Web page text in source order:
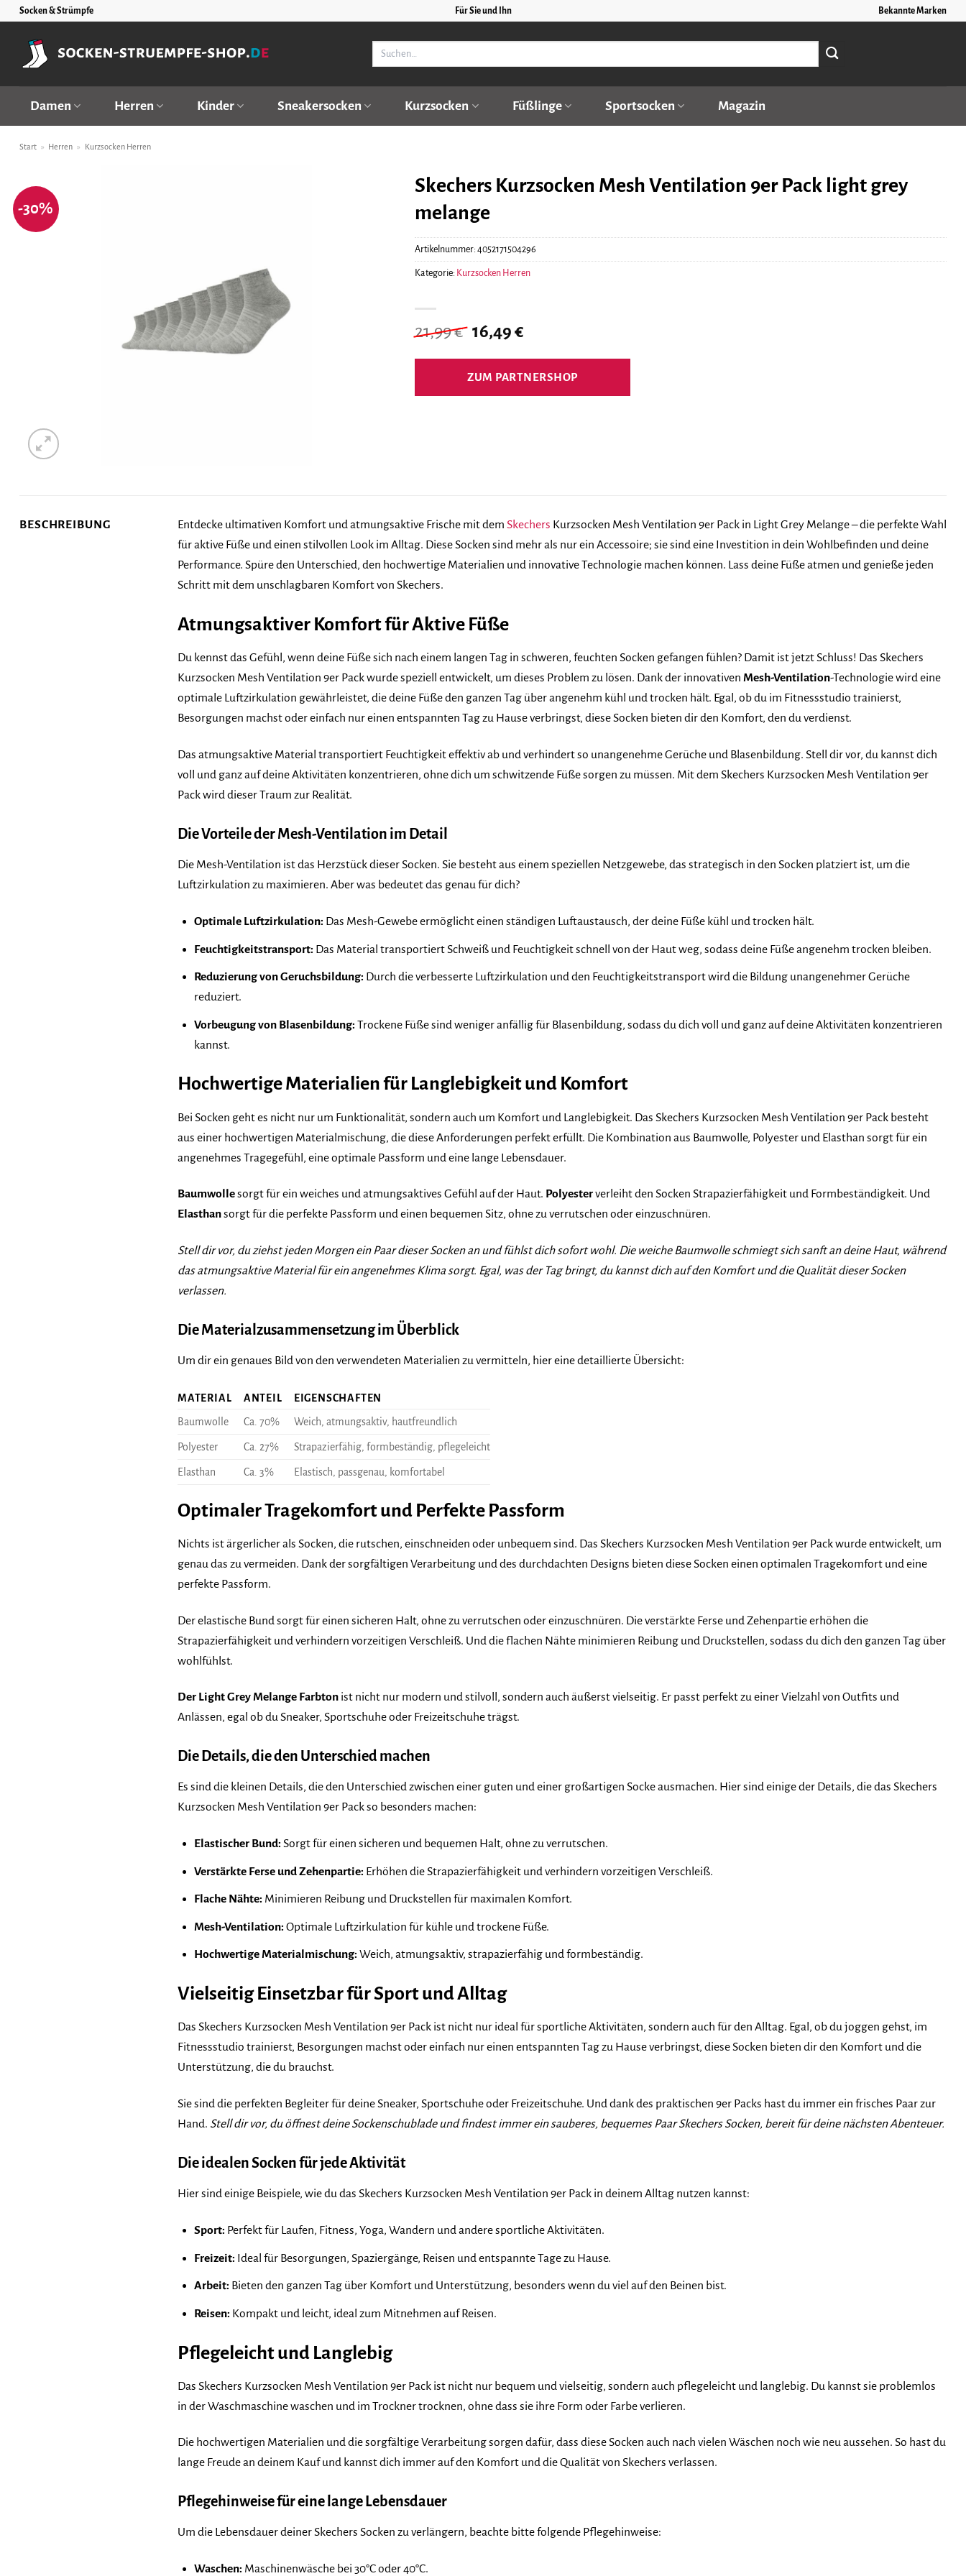
Zum
springen
Socken & Strümpfe Für Sie und Ihn Bekannte Marken
Suchen
Damen Herren Kinder Sneakersocken Kurzsocken Füßlinge Sportsocken Magazin
Start » Herren » Kurzsocken Herren
-30%
Skechers Kurzsocken Mesh Ventilation 9er Pack light grey
melange
21,99€ Ursprünglicher
war:
21,99 €
16,49€Aktueller
ist:
16,49 €.
ZUM PARTNERSHOP
Artikelnummer: 4052171504296
Kategorie: Kurzsocken Herren
BESCHREIBUNG Entdecke ultimativen Komfort und atmungsaktive Frische mit dem Skechers Kurzsocken Mesh Ventilation 9er Pack in Light Grey Melange – die perfekte Wahl
für aktive Füße und einen stilvollen Look im Alltag. Diese Socken sind mehr als nur ein Accessoire; sie sind eine Investition in dein Wohlbefinden und deine
Performance. Spüre den Unterschied, den hochwertige Materialien und innovative Technologie machen können. Lass deine Füße atmen und genieße jeden
Schritt mit dem unschlagbaren Komfort von Skechers.
Atmungsaktiver Komfort für Aktive Füße
Du kennst das Gefühl, wenn deine Füße sich nach einem langen Tag in schweren, feuchten Socken gefangen fühlen? Damit ist jetzt Schluss! Das Skechers
Kurzsocken Mesh Ventilation 9er Pack wurde speziell entwickelt, um dieses Problem zu lösen. Dank der innovativen Mesh-Ventilation-Technologie wird eine
optimale Luftzirkulation gewährleistet, die deine Füße den ganzen Tag über angenehm kühl und trocken hält. Egal, ob du im Fitnessstudio trainierst,
Besorgungen machst oder einfach nur einen entspannten Tag zu Hause verbringst, diese Socken bieten dir den Komfort, den du verdienst.
Das atmungsaktive Material transportiert Feuchtigkeit effektiv ab und verhindert so unangenehme Gerüche und Blasenbildung. Stell dir vor, du kannst dich
voll und ganz auf deine Aktivitäten konzentrieren, ohne dich um schwitzende Füße sorgen zu müssen. Mit dem Skechers Kurzsocken Mesh Ventilation 9er
Pack wird dieser Traum zur Realität.
Die Vorteile der Mesh-Ventilation im Detail
Die Mesh-Ventilation ist das Herzstück dieser Socken. Sie besteht aus einem speziellen Netzgewebe, das strategisch in den Socken platziert ist, um die
Luftzirkulation zu maximieren. Aber was bedeutet das genau für dich?
Optimale Luftzirkulation: Das Mesh-Gewebe ermöglicht einen ständigen Luftaustausch, der deine Füße kühl und trocken hält.
Feuchtigkeitstransport: Das Material transportiert Schweiß und Feuchtigkeit schnell von der Haut weg, sodass deine Füße angenehm trocken bleiben.
Reduzierung von Geruchsbildung: Durch die verbesserte Luftzirkulation und den Feuchtigkeitstransport wird die Bildung unangenehmer Gerüche
reduziert.
Vorbeugung von Blasenbildung: Trockene Füße sind weniger anfällig für Blasenbildung, sodass du dich voll und ganz auf deine Aktivitäten konzentrieren
kannst.
Hochwertige Materialien für Langlebigkeit und Komfort
Bei Socken geht es nicht nur um Funktionalität, sondern auch um Komfort und Langlebigkeit. Das Skechers Kurzsocken Mesh Ventilation 9er Pack besteht
aus einer hochwertigen Materialmischung, die diese Anforderungen perfekt erfüllt. Die Kombination aus Baumwolle, Polyester und Elasthan sorgt für ein
angenehmes Tragegefühl, eine optimale Passform und eine lange Lebensdauer.
Baumwollesorgt für ein weiches und atmungsaktives Gefühl auf der Haut. Polyesterverleiht den Socken Strapazierfähigkeit und Formbeständigkeit. Und
Elasthansorgt für die perfekte Passform und einen bequemen Sitz, ohne zu verrutschen oder einzuschnüren.
Stell dir vor, du ziehst jeden Morgen ein Paar dieser Socken an und fühlst dich sofort wohl. Die weiche Baumwolle schmiegt sich sanft an deine Haut, während
das atmungsaktive Material für ein angenehmes Klima sorgt. Egal, was der Tag bringt, du kannst dich auf den Komfort und die Qualität dieser Socken
verlassen.
Die Materialzusammensetzung im Überblick
Um dir ein genaues Bild von den verwendeten Materialien zu vermitteln, hier eine detaillierte Übersicht:
MATERIAL ANTEIL EIGENSCHAFTEN
Baumwolle Ca. 70% Weich, atmungsaktiv, hautfreundlich
Polyester Ca. 27% Strapazierfähig, formbeständig, pflegeleicht
Elasthan Ca. 3% Elastisch, passgenau, komfortabel
Optimaler Tragekomfort und Perfekte Passform
Nichts ist ärgerlicher als Socken, die rutschen, einschneiden oder unbequem sind. Das Skechers Kurzsocken Mesh Ventilation 9er Pack wurde entwickelt, um
genau das zu vermeiden. Dank der sorgfältigen Verarbeitung und des durchdachten Designs bieten diese Socken einen optimalen Tragekomfort und eine
perfekte Passform.
Der elastische Bund sorgt für einen sicheren Halt, ohne zu verrutschen oder einzuschnüren. Die verstärkte Ferse und Zehenpartie erhöhen die
Strapazierfähigkeit und verhindern vorzeitigen Verschleiß. Und die flachen Nähte minimieren Reibung und Druckstellen, sodass du dich den ganzen Tag über
wohlfühlst.
Der Light Grey Melange Farbton ist nicht nur modern und stilvoll, sondern auch äußerst vielseitig. Er passt perfekt zu einer Vielzahl von Outfits und
Anlässen, egal ob du Sneaker, Sportschuhe oder Freizeitschuhe trägst.
Die Details, die den Unterschied machen
Es sind die kleinen Details, die den Unterschied zwischen einer guten und einer großartigen Socke ausmachen. Hier sind einige der Details, die das Skechers
Kurzsocken Mesh Ventilation 9er Pack so besonders machen:
Elastischer Bund: Sorgt für einen sicheren und bequemen Halt, ohne zu verrutschen.
Verstärkte Ferse und Zehenpartie: Erhöhen die Strapazierfähigkeit und verhindern vorzeitigen Verschleiß.
Flache Nähte: Minimieren Reibung und Druckstellen für maximalen Komfort.
Mesh-Ventilation: Optimale Luftzirkulation für kühle und trockene Füße.
Hochwertige Materialmischung: Weich, atmungsaktiv, strapazierfähig und formbeständig.
Vielseitig Einsetzbar für Sport und Alltag
Das Skechers Kurzsocken Mesh Ventilation 9er Pack ist nicht nur ideal für sportliche Aktivitäten, sondern auch für den Alltag. Egal, ob du joggen gehst, im
Fitnessstudio trainierst, Besorgungen machst oder einfach nur einen entspannten Tag zu Hause verbringst, diese Socken bieten dir den Komfort und die
Unterstützung, die du brauchst.
Sie sind die perfekten Begleiter für deine Sneaker, Sportschuhe oder Freizeitschuhe. Und dank des praktischen 9er Packs hast du immer ein frisches Paar zur
Hand. Stell dir vor, du öffnest deine Sockenschublade und findest immer ein sauberes, bequemes Paar Skechers Socken, bereit für deine nächsten Abenteuer.
Die idealen Socken für jede Aktivität
Hier sind einige Beispiele, wie du das Skechers Kurzsocken Mesh Ventilation 9er Pack in deinem Alltag nutzen kannst:
Sport: Perfekt für Laufen, Fitness, Yoga, Wandern und andere sportliche Aktivitäten.
Freizeit: Ideal für Besorgungen, Spaziergänge, Reisen und entspannte Tage zu Hause.
Arbeit: Bieten den ganzen Tag über Komfort und Unterstützung, besonders wenn du viel auf den Beinen bist.
Reisen: Kompakt und leicht, ideal zum Mitnehmen auf Reisen.
Pflegeleicht und Langlebig
Das Skechers Kurzsocken Mesh Ventilation 9er Pack ist nicht nur bequem und vielseitig, sondern auch pflegeleicht und langlebig. Du kannst sie problemlos
in der Waschmaschine waschen und im Trockner trocknen, ohne dass sie ihre Form oder Farbe verlieren.
Die hochwertigen Materialien und die sorgfältige Verarbeitung sorgen dafür, dass diese Socken auch nach vielen Wäschen noch wie neu aussehen. So hast du
lange Freude an deinem Kauf und kannst dich immer auf den Komfort und die Qualität von Skechers verlassen.
Pflegehinweise für eine lange Lebensdauer
Um die Lebensdauer deiner Skechers Socken zu verlängern, beachte bitte folgende Pflegehinweise:
Waschen: Maschinenwäsche bei 30°C oder 40°C.